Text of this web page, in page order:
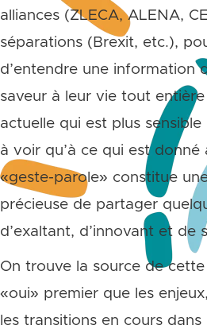
alliances (ZLECA, ALENA,
séparations (Brexit, etc.),
d’entendre une information
saveur à leur vie tout
actuelle qui est plus
à voir qu’à ce qui est donné
«geste-parole» constitue
précieuse de partager
d’exaltant, d’innovant et de
On trouve la source de
«oui» premier que les
les transitions en cours dans